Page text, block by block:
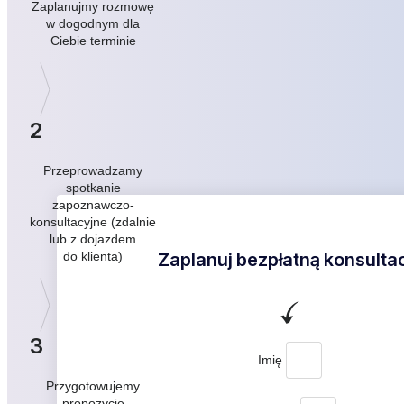
Zaplanujmy rozmowę
w dogodnym dla
Ciebie terminie
2
Przeprowadzamy
spotkanie
zapoznawczo-
konsultacyjne (zdalnie
lub z dojazdem
do klienta)
3
Przygotowujemy
Zaplanuj bezpłatną
Imię